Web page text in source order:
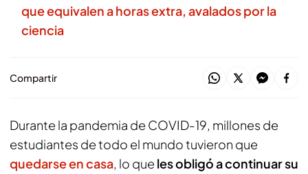
que equivalen a horas extra, avalados por la
ciencia
Compartir
Durante la pandemia de COVID-19, millones de
estudiantes de todo el mundo tuvieron que
quedarse en casa, lo que les obligó a continuar su